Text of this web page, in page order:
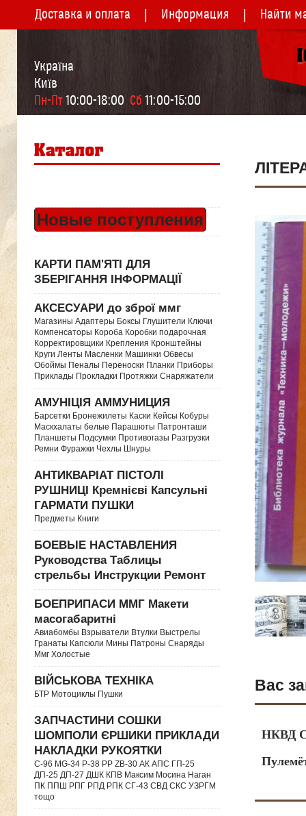
Доставка и оплата Информация Найти
Україна
Київ
Пн-Пт 10:00-18:00 Сб 11:00-15:00
Новые поступления
КАРТИ ПАМ'ЯТІ ДЛЯ
ЗБЕРІГАННЯ ІНФОРМАЦІЇ
АКСЕСУАРИ до зброї ммг
Магазины Адаптеры Боксы Глушители Ключи
Компенсаторы Короба Коробки подарочная
Корректировщики Крепления Кронштейны
Круги Ленты Масленки Машинки Обвесы
Обоймы Пеналы Переноски Планки Приборы
Приклады Прокладки Протяжки Снаряжатели
АМУНІЦІЯ АММУНИЦИЯ
Барсетки Бронежилеты Каски Кейсы Кобуры
Маскхалаты белые Парашюты Патронташи
Планшеты Подсумки Противогазы Разгрузки
Ремни Фуражки Чехлы Шнуры
АНТИКВАРІАТ ПІСТОЛІ
РУШНИЦІ Кремнієві Капсульні
ГАРМАТИ ПУШКИ
Предметы Книги
БОЕВЫЕ НАСТАВЛЕНИЯ
Руководства Таблицы
стрельбы Инструкции Ремонт
БОЕПРИПАСИ ММГ Макети
масогабаритні
Авиабомбы Взрыватели Втулки Выстрелы
Гранаты Капсюли Мины Патроны Снаряды
Ммг Холостые
ВІЙСЬКОВА ТЕХНІКА
БТР Мотоциклы Пушки
ЗАПЧАСТИНИ СОШКИ
ШОМПОЛИ ЄРШИКИ ПРИКЛАДИ
НАКЛАДКИ РУКОЯТКИ
C-96 MG-34 P-38 PP ZB-30 АК АПС ГП-25
ДП-25 ДП-27 ДШК КПВ Максим Мосина Наган
ПК ППШ РПГ РПД РПК СГ-43 СВД CКС УЗРГМ
тощо
Вас
НКВД